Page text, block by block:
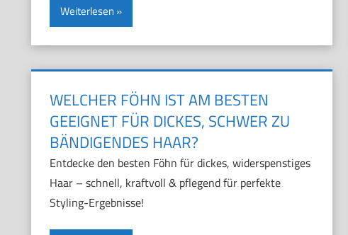
Weiterlesen
WELCHER FÖHN IST AM BESTEN
GEEIGNET FÜR DICKES, SCHWER ZU
BÄNDIGENDES HAAR?
Entdecke den besten Föhn für dickes, widerspenstiges
Haar – schnell, kraftvoll & pflegend für perfekte
Styling-Ergebnisse!